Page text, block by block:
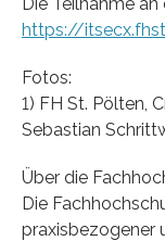
https://
Fotos:
1) FH St. Pölten,
Sebastian
Über die
Die
praxisbezogener